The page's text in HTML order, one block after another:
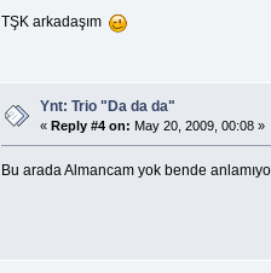
TŞK arkadaşım
Ynt: Trio "Da da da"
« Reply #4 on: May 20, 2009, 00:08 »
Bu arada Almancam yok bende